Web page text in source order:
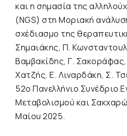
και η σημασία της
(NGS) στη Μοριακή
σχέδιασμο της
Σημαιάκης, Π.
Βαμβακίδης, Γ.
Χατζής, Ε. Λιναρδάκη, Σ.
52ο Πανελλήνιο Συνέδριο
Μεταβολισμού και
Μαίου 2025.